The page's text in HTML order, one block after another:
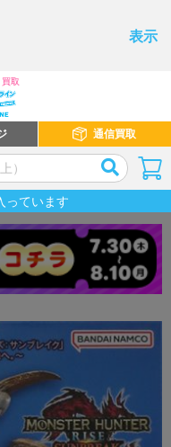
表示
取
通信買取
っています